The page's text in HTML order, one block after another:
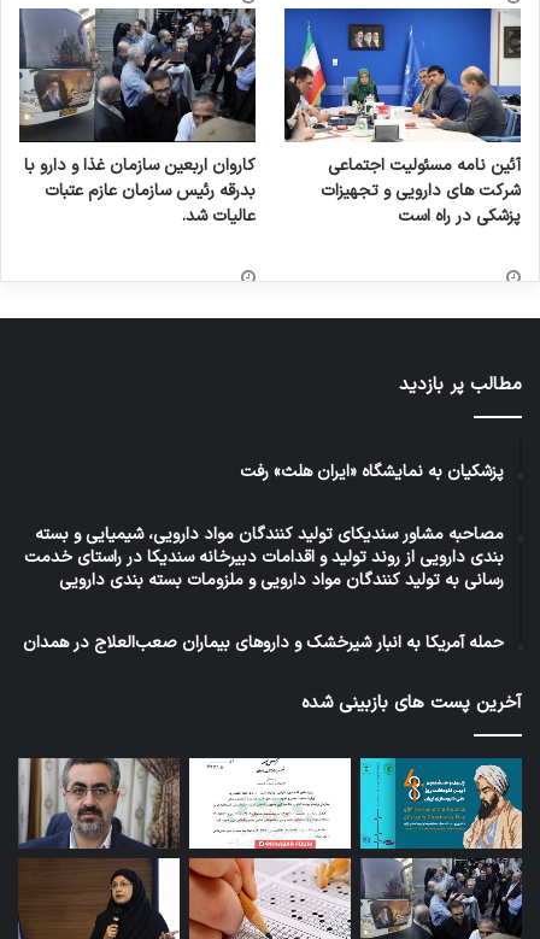
آئین نامه مسئولیت اجتماعی
شرکت های دارویی و تجهیزات
پزشکی در راه است
کاروان اربعین سازمان غذا و دارو با
بدرقه رئیس سازمان عازم عتبات
عالیات شد.
مطالب پر بازدید
پزشکیان به نمایشگاه «ایران هلث» رفت
مصاحبه مشاور سندیکای تولید کنندگان مواد دارویی، شیمیایی و بسته
بندی دارویی از روند تولید و اقدامات دبیرخانه سندیکا در راستای خدمت
رسانی به تولید کنندگان مواد دارویی و ملزومات بسته بندی دارویی
حمله آمریکا به انبار شیرخشک و داروهای بیماران صعب‌العلاج در همدان
آخرین پست های بازبینی شده